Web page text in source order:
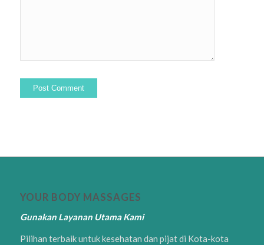
YOUR BODY MASSAGES
Gunakan Layanan Utama Kami
Pilihan terbaik untuk kesehatan dan pijat di Kota-kota